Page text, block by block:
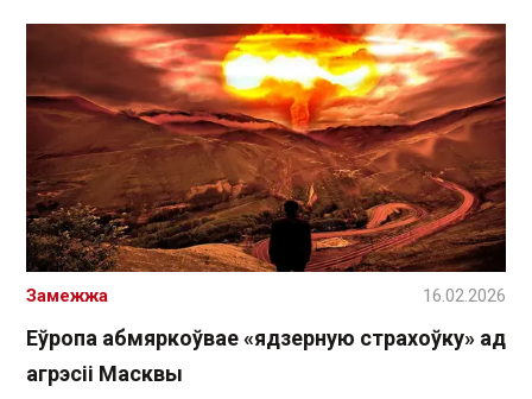
Еўропа абмяркоўвае «ядзерную страхоўку» ад
агрэсіі Масквы
Замежжа 16.02.2026